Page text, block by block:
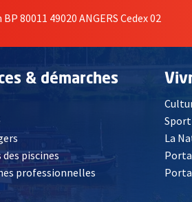
80011 49020 ANGERS Cedex 02
& démarches
, Ouvre une nouvelle fenêtre
piscines
professionnelles
Sport
La